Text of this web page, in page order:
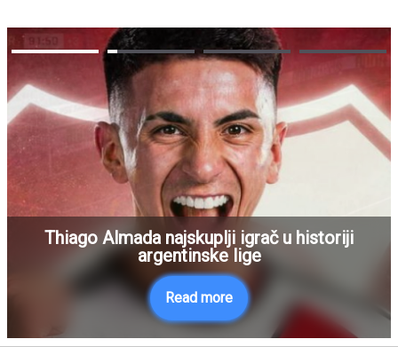
Thiago Almada najskuplji igrač u historiji
argentinske lige
Read more